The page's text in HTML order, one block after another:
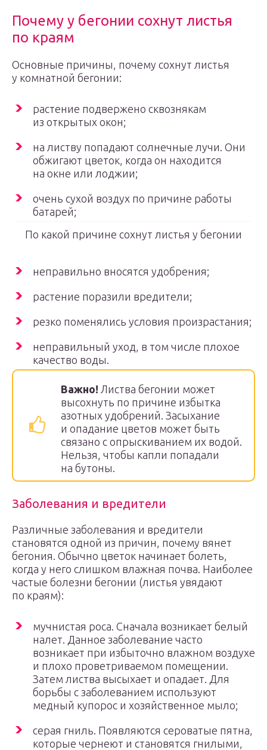
Почему у бегонии сохнут листья
по краям
Основные причины, почему сохнут листья
у комнатной бегонии:
растение подвержено сквознякам
из открытых окон;
на листву попадают солнечные лучи. Они
обжигают цветок, когда он находится
на окне или лоджии;
очень сухой воздух по причине работы
батарей;
По какой причине сохнут листья у бегонии
неправильно вносятся удобрения;
растение поразили вредители;
резко поменялись условия произрастания;
неправильный уход, в том числе плохое
качество воды.
Важно! Листва бегонии может
высохнуть по причине избытка
азотных удобрений. Засыхание
и опадание цветов может быть
связано с опрыскиванием их водой.
Нельзя, чтобы капли попадали
на бутоны.
Заболевания и вредители
Различные заболевания и вредители
становятся одной из причин, почему вянет
бегония. Обычно цветок начинает болеть,
когда у него слишком влажная почва. Наиболее
частые болезни бегонии (листья увядают
по краям):
мучнистая роса. Сначала возникает белый
налет. Данное заболевание часто
возникает при избыточно влажном воздухе
и плохо проветриваемом помещении.
Затем листва высыхает и опадает. Для
борьбы с заболеванием используют
медный купорос и хозяйственное мыло;
серая гниль. Появляются сероватые пятна,
которые чернеют и становятся гнилыми,